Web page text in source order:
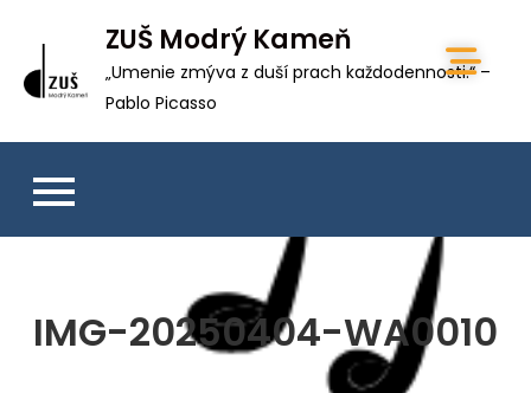
ZUŠ Modrý Kameň
„Umenie zmýva z duší prach každodennosti.“ –
Pablo Picasso
IMG-20250404-WA0010